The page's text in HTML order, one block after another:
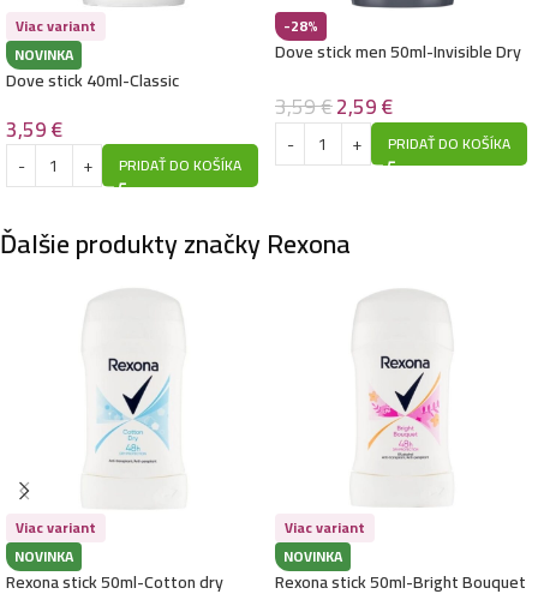
NOVINKA
Viac variant
Dove stick 40ml-Classic
3,59€
PRIDAŤ DO KOŠÍKA
-28%
Dove stick men 50ml-Invisible Dry
3,59€2,59€
PRIDAŤ DO KOŠÍKA
Ďalšie produkty značky Rexona
NOVINKA
Viac variant
Rexona stick 50ml-Cotton dry
NOVINKA
Viac variant
Rexona stick 50ml-Bright Bouquet